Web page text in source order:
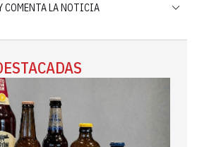
COMENTA LA NOTICIA